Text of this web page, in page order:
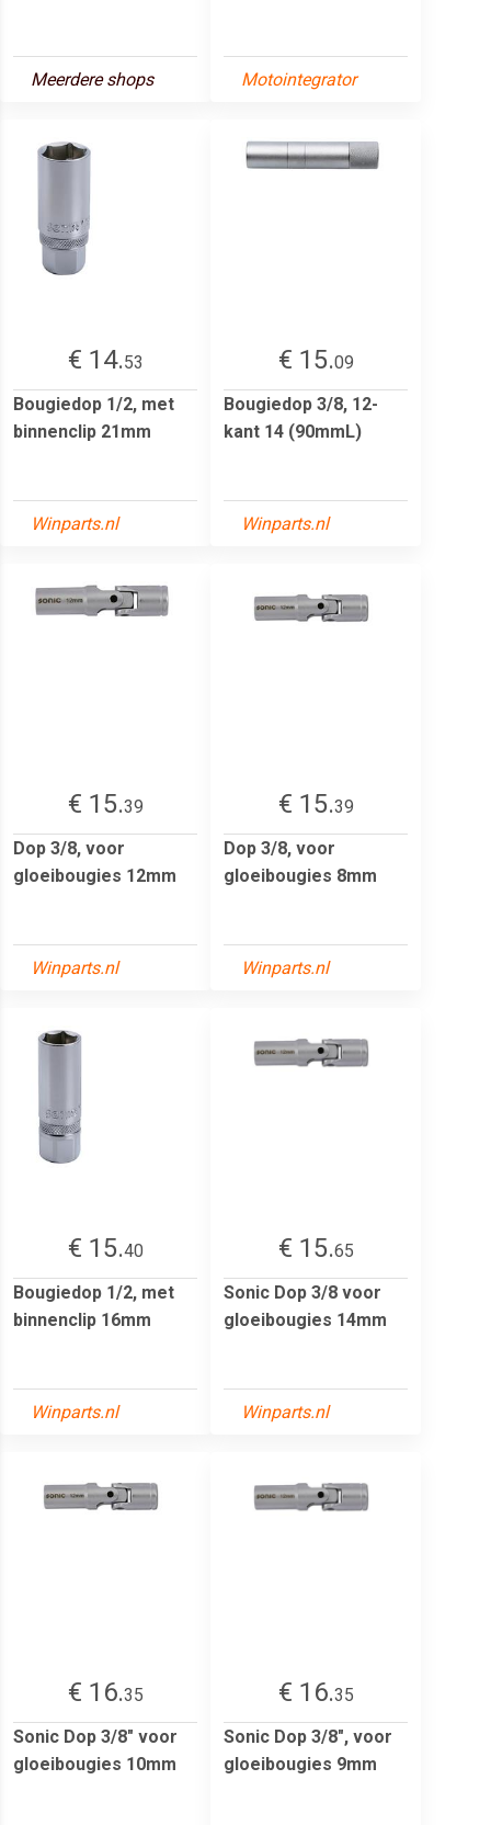
Meerdere shops Motointegrator
€ 14.53
Bougiedop 1/2, met
binnenclip 21mm
Winparts.nl
€ 15.09
Bougiedop 3/8, 12-
kant 14 (90mmL)
Winparts.nl
€ 15.39
Dop 3/8, voor
gloeibougies 12mm
Winparts.nl
€ 15.39
Dop 3/8, voor
gloeibougies 8mm
Winparts.nl
€ 15.40
Bougiedop 1/2, met
binnenclip 16mm
Winparts.nl
€ 15.65
Sonic Dop 3/8 voor
gloeibougies 14mm
Winparts.nl
€ 16.35
Sonic Dop 3/8" voor
gloeibougies 10mm
€ 16.35
Sonic Dop 3/8", voor
gloeibougies 9mm